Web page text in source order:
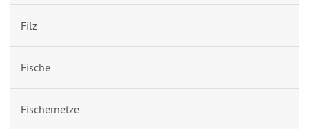
Filz
Fische
Fischernetze